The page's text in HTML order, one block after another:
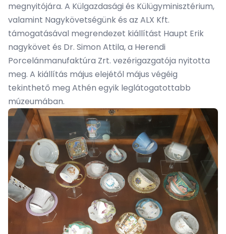
megnyitójára. A Külgazdasági és Külügyminisztérium,
valamint Nagykövetségünk és az ALX Kft.
támogatásával megrendezet kiállítást Haupt Erik
nagykövet és Dr. Simon Attila, a Herendi
Porcelánmanufaktúra Zrt. vezérigazgatója nyitotta
meg. A kiállítás május elejétől május végéig
tekinthető meg Athén egyik leglátogatottabb
múzeumában.